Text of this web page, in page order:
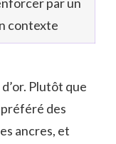
contexte
Plutôt que
préféré des
ancres, et